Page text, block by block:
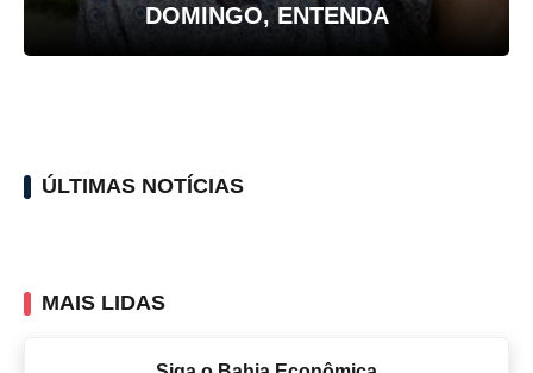
DOMINGO, ENTENDA
ÚLTIMAS NOTÍCIAS
MAIS LIDAS